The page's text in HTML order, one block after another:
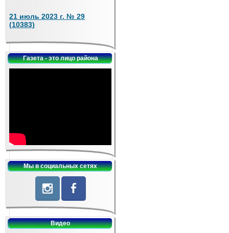
21 июль 2023 г. № 29
(10383)
Газета - это лицо района
Мы в социальных сетях
Видео